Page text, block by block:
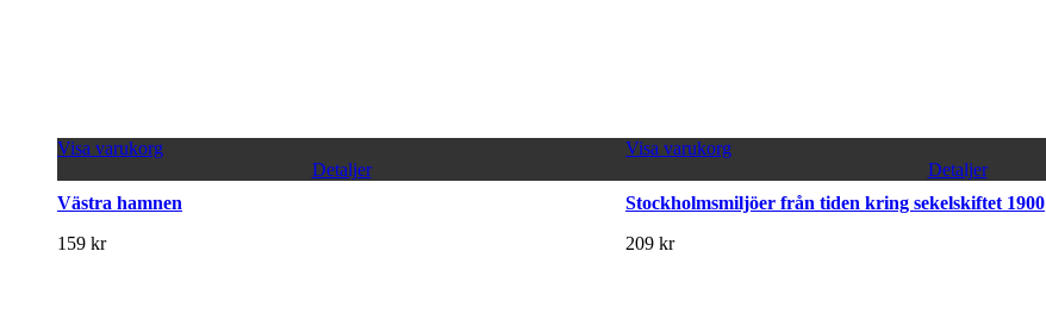
Visa varukorg
Detaljer
Västra hamnen
159 kr
Visa varukorg
Detaljer
Stockholmsmiljöer från tiden kring sekelskiftet 1900
209 kr